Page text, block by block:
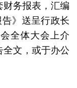
财务报表，汇编
》送呈行政长
全体大会上介
文，或于办公